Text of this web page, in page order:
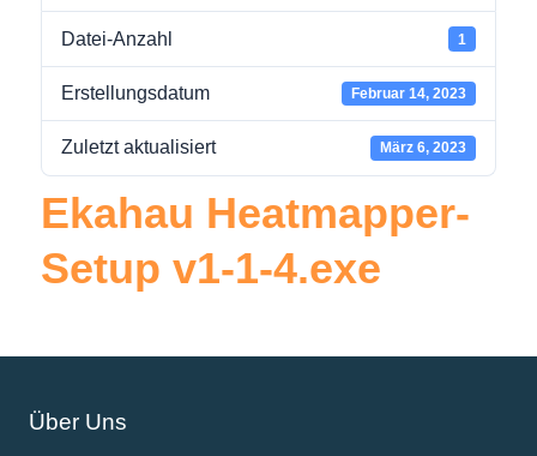
Datei-Anzahl 1
Erstellungsdatum Februar 14, 2023
Zuletzt aktualisiert März 6, 2023
Ekahau Heatmapper-
Setup v1-1-4.exe
Über Uns